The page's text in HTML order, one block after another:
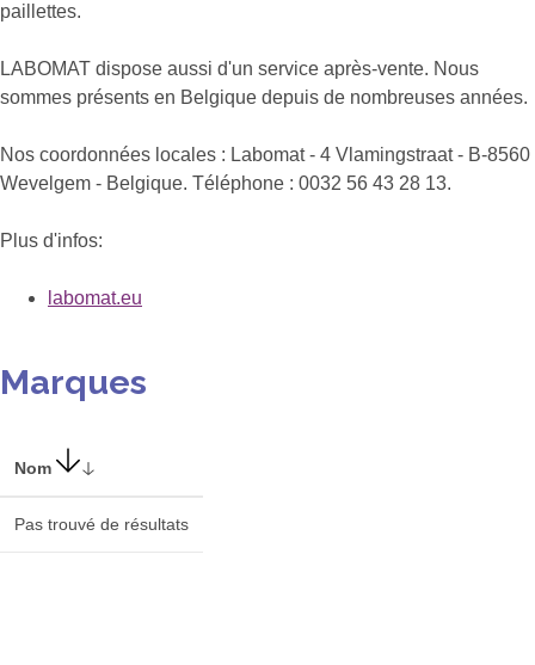
paillettes.
LABOMAT dispose aussi d'un service après-vente. Nous
sommes présents en Belgique depuis de nombreuses années.
Nos coordonnées locales : Labomat - 4 Vlamingstraat - B-8560
Wevelgem - Belgique. Téléphone : 0032 56 43 28 13.
Plus d'infos:
labomat.eu
Marques
Nom
Pas trouvé de résultats